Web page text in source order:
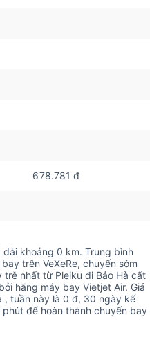
678.781 đ
khoảng 0 km. Trung bình
trên VeXeRe, chuyến sớm
nhất từ Pleiku đi Bảo Hà cất
hãng máy bay Vietjet Air. Giá
, tuần này là 0 đ, 30 ngày kế
để hoàn thành chuyến bay